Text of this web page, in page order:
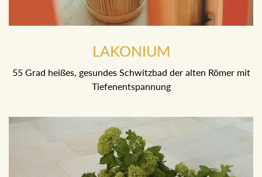
LAKONIUM
55 Grad heißes, gesundes Schwitzbad der alten Römer mit
Tiefenentspannung